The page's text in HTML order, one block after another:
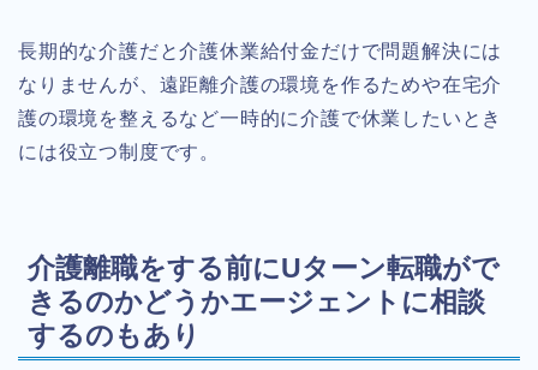
長期的な介護だと介護休業給付金だけで問題解決には
なりませんが、遠距離介護の環境を作るためや在宅介
護の環境を整えるなど一時的に介護で休業したいとき
には役立つ制度です。
介護離職をする前にUターン転職がで
きるのかどうかエージェントに相談
するのもあり